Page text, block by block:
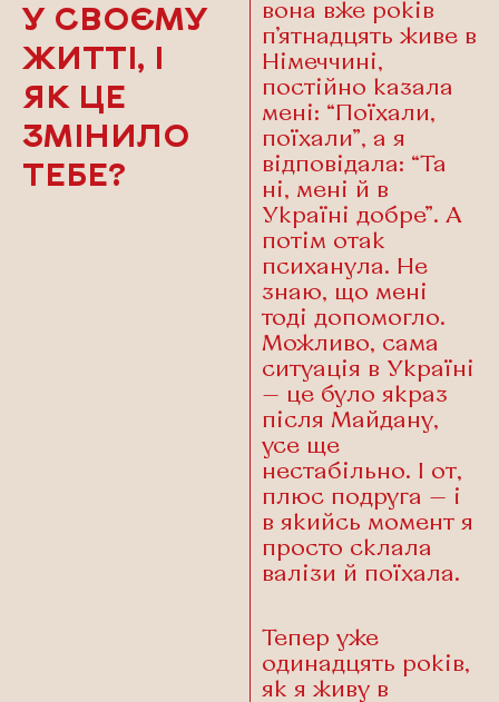
У СВОЄМУ
ЖИТТІ, І
ЯК ЦЕ
ЗМІНИЛО
ТЕБЕ?
вона вже років
п’ятнадцять живе в
Німеччині,
постійно казала
мені: “Поїхали,
поїхали”, а я
відповідала: “Та
ні, мені й в
Україні добре”. А
потім отак
психанула. Не
знаю, що мені
тоді допомогло.
Можливо, сама
ситуація в Україні
— це було якраз
після Майдану,
усе ще
нестабільно. І от,
плюс подруга — і
в якийсь момент я
просто склала
валізи й поїхала.
Тепер уже
одинадцять років,
як я живу в